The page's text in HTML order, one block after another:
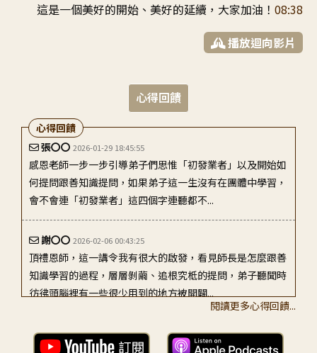
這是一個美好的開始 、 美好的延續 ， 大家加油 ！ 08:38
播放迴向影片
心得回饋
張〇〇 2026-01-29 18:45:55
感恩老師一步一步引導弟子們思惟「初發業者」以及開始如
何提問跟善知識提問，如果弟子這一生沒有在團體中學習，
會不會連「初發業者」這四個字連聽都不...
謝〇〇 2026-02-06 00:43:25
頂禮恩師，這一講令我有很大的啟發，看見師長是怎麼跟善
知識學習的過程，層層剝繭、追根究柢的提問，弟子聽聞時
彷彿頭腦裡有一些很少用到的地方被開闢...
劉〇〇2026-02-25 09:39:03
頂禮恩師: 感恩老師善巧方便，為弟子們用一問一答的式去
心得回饋
閱讀更多心得回饋...